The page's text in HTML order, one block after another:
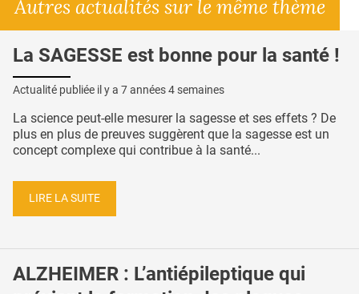
Autres actualités sur le même thème
La SAGESSE est bonne pour la santé !
Actualité publiée il y a 7 années 4 semaines
La science peut-elle mesurer la sagesse et ses effets ? De
plus en plus de preuves suggèrent que la sagesse est un
concept complexe qui contribue à la santé...
LIRE LA SUITE
ALZHEIMER : L’antiépileptique qui